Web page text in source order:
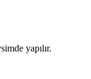
yapılır.